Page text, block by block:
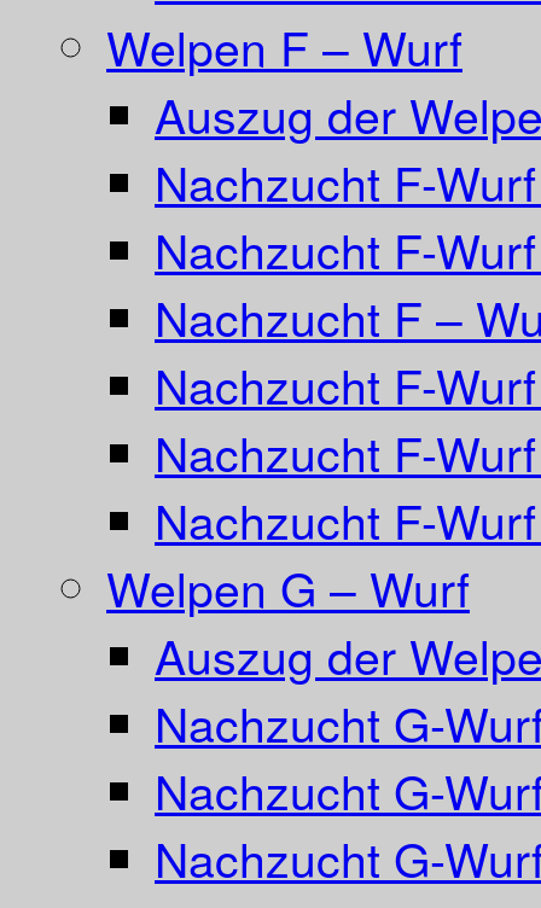
Welpen F – Wurf
Auszug der
Nachzucht F-
Nachzucht F-
Nachzucht F –
Nachzucht F-
Nachzucht F-
Nachzucht F-
Welpen G – Wurf
Auszug der
Nachzucht G-
Nachzucht G-
Nachzucht G-